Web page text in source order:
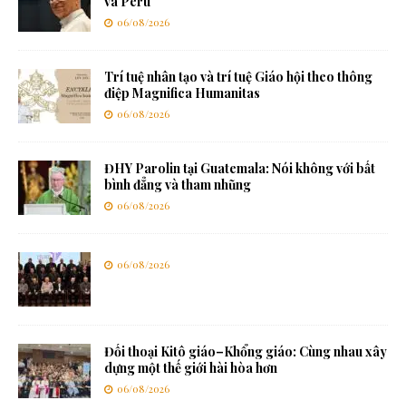
06/08/2026
Trí tuệ nhân tạo và trí tuệ Giáo hội theo thông
điệp Magnifica Humanitas
06/08/2026
ĐHY Parolin tại Guatemala: Nói không với bất
bình đẳng và tham nhũng
06/08/2026
06/08/2026
Đối thoại Kitô giáo–Khổng giáo: Cùng nhau xây
dựng một thế giới hài hòa hơn
06/08/2026